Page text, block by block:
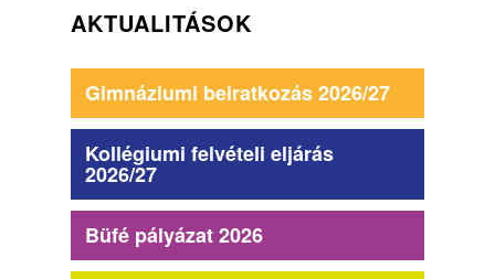
AKTUALITÁSOK
Gimnáziumi beiratkozás 2026/27
Kollégiumi felvételi eljárás
2026/27
Büfé pályázat 2026